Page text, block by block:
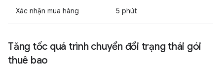
Xác nhận mua hàng 5 phút
Tăng tốc quá trình chuyển đổi trạng thái gói
thuê bao